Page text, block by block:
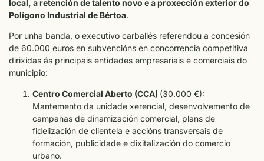
local, a retención de talento novo e a proxección exterior do
Polígono Industrial de Bértoa.
Por unha banda, o executivo carballés referendou a concesión
de 60.000 euros en subvencións en concorrencia competitiva
dirixidas ás principais entidades empresariais e comerciais do
municipio:
Centro Comercial Aberto (CCA) (30.000 €):
Mantemento da unidade xerencial, desenvolvemento de
campañas de dinamización comercial, plans de
fidelización de clientela e accións transversais de
formación, publicidade e dixitalización do comercio
urbano.